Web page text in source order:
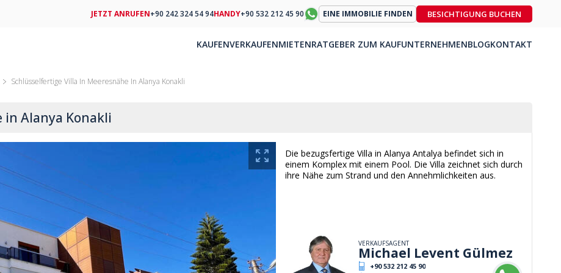
Schlüsselfertige Villa In Meeresnähe In Alanya Konakli
Alanya Konakli
Die bezugsfertige Villa in Alanya Antalya befindet sich in
einem Komplex mit einem Pool. Die Villa zeichnet sich durch
ihre Nähe zum Strand und den Annehmlichkeiten aus.
VERKAUFSAGENT
Michael Levent Gülmez
+90 532 212 45 90
JETZT ANRUFEN+90 242 324 54 94HANDY+90 532 212 45 90 EINE IMMOBILIE FINDEN BESICHTIGUNG BUCHEN
KAUFENVERKAUFENMIETENRATGEBER ZUM KAUFUNTERNEHMENBLOGKONTAKT